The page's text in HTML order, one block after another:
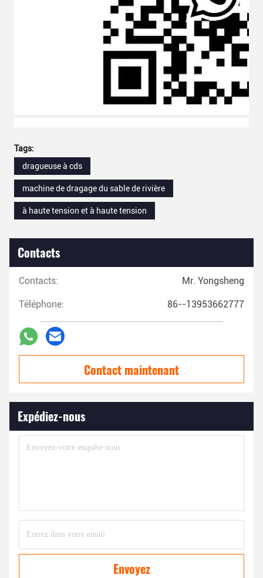
Tags:
dragueuse à cds
machine de dragage du sable de rivière
à haute tension et à haute tension
Contacts
Contacts: Mr. Yongsheng
Téléphone: 86--13953662777
Contact maintenant
Expédiez-nous
Envoyez